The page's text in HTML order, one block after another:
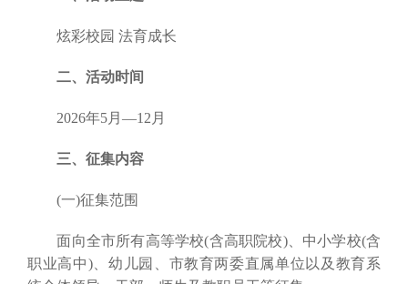
炫彩校园 法育成长
二、活动时间
2026年5月—12月
三、征集内容
(一)征集范围
面向全市所有高等学校(含高职院校)、中小学校(含
职业高中)、幼儿园、市教育两委直属单位以及教育系